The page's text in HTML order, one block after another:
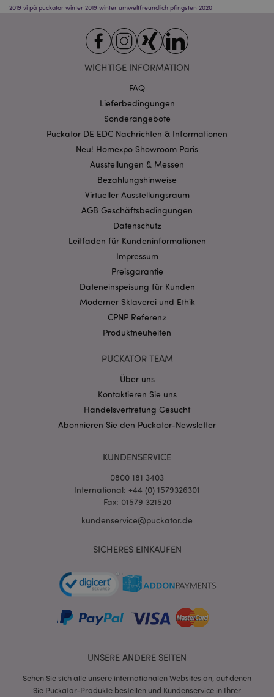
2019 vi på puckator winter 2019 winter umweltfreundlich pfingsten 2020
WICHTIGE INFORMATION
FAQ
Lieferbedingungen
Sonderangebote
Puckator DE EDC Nachrichten & Informationen
Neu! Homexpo Showroom Paris
Ausstellungen & Messen
Bezahlungshinweise
Virtueller Ausstellungsraum
AGB Geschäftsbedingungen
Datenschutz
Leitfaden für Kundeninformationen
Impressum
Preisgarantie
Dateneinspeisung für Kunden
Moderner Sklaverei und Ethik
CPNP Referenz
Produktneuheiten
PUCKATOR TEAM
Über uns
Kontaktieren Sie uns
Handelsvertretung Gesucht
Abonnieren Sie den Puckator-Newsletter
KUNDENSERVICE
0800 181 3403
International: +44 (0) 1579326301
Fax: 01579 321520
kundenservice@puckator.de
SICHERES EINKAUFEN
UNSERE ANDERE SEITEN
Sehen Sie sich alle unsere internationalen Websites an, auf denen
Sie Puckator-Produkte bestellen und Kundenservice in Ihrer
_GRECAPTCHA
recently_compared_product_previous
section_data_ids
Adobe Inc.
recently_compared_product
product_data_storage
recently_viewed_product_previous
Adobe Inc.
TawkConnectionTime
.puckator.de
twk_idm_key
Tawk.to
.puckator.de
Name
Domain
Ablauf Beschreibung